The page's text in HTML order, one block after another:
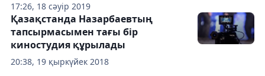
17:26, 18 сәуір 2019
20:38, 19 қыркүйек 2018
Қазақстанда Назарбаевтың
тапсырмасымен тағы бір
киностудия құрылады